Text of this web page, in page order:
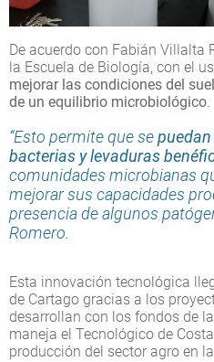
De acuerdo con Fabián Villalta
la Escuela de Biología, con el
mejorar las condiciones del
de un equilibrio microbiológico.
“Esto permite que se
bacterias y levaduras
comunidades microbianas
mejorar sus capacidades
presencia de algunos
Romero.
Esta innovación tecnológica
de Cartago gracias a los
desarrollan con los fondos de
maneja el Tecnológico de
producción del sector agro en